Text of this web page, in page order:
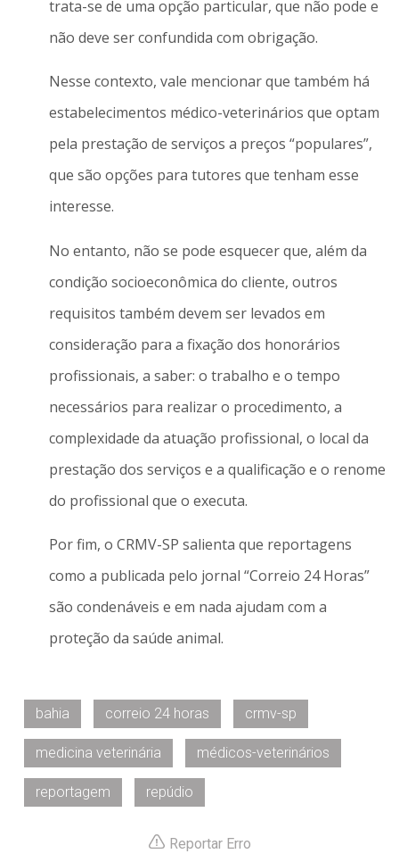
trata-se de uma opção particular, que não pode e
não deve ser confundida com obrigação.
Nesse contexto, vale mencionar que também há
estabelecimentos médico-veterinários que optam
pela prestação de serviços a preços “populares”,
que são opções para tutores que tenham esse
interesse.
No entanto, não se pode esquecer que, além da
condição socioeconômica do cliente, outros
requisitos também devem ser levados em
consideração para a fixação dos honorários
profissionais, a saber: o trabalho e o tempo
necessários para realizar o procedimento, a
complexidade da atuação profissional, o local da
prestação dos serviços e a qualificação e o renome
do profissional que o executa.
Por fim, o CRMV-SP salienta que reportagens
como a publicada pelo jornal “Correio 24 Horas”
são condenáveis e em nada ajudam com a
proteção da saúde animal.
bahia correio 24 horas crmv-sp
medicina veterinária médicos-veterinários
reportagem repúdio
Reportar Erro